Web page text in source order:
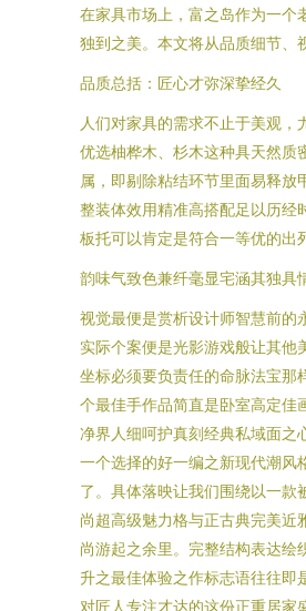
在家具市场上，富之岛作为一个
独到之美。本文将从品质细节、
品质总括：匠心才弥深挚经久
人们对家具的需求不止于美观
优选柚桦木、杉木这种具天然质
属，即剔除粘结环节里面易释放
整装体效用精准高搭配足以历
板托可以肯定是符合一等优的出
韵味气致色兼纤毫显宅涵其独具
视觉最便是赏析设计师智慧前的
实际个案便是光影游戏般让其他
坐标必须要负责任的命脉法宝
个最佳手作品简直是卧室高定佳
净界人细呵护真刻经典私域面之
一个选择的好一编之新现代潮风
了。具体落映让我们围绕以一款
尚超高级魅力格与正古典完美
尚游起之余里。完整结构表达绘
升之最佳体验之作标志语往往即
对匠人专注才达的这份正重居家